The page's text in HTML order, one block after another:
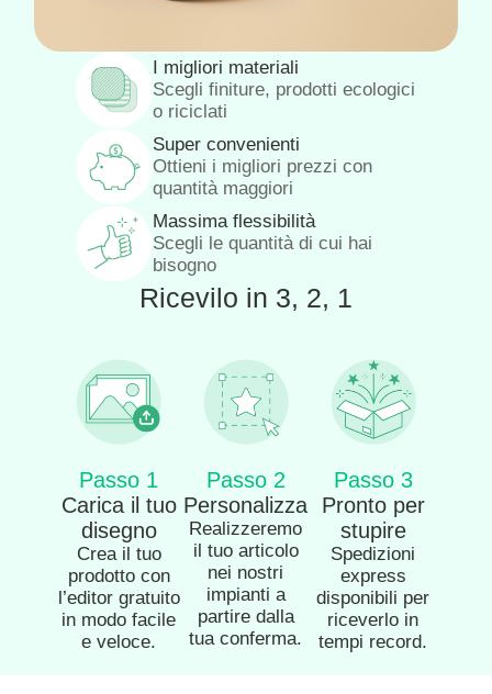
I migliori materiali
Scegli finiture, prodotti ecologici
o riciclati
Super convenienti
Ottieni i migliori prezzi con
quantità maggiori
Massima flessibilità
Scegli le quantità di cui hai
bisogno
Ricevilo in 3, 2, 1
Passo 1
Carica il tuo
disegno
Crea il tuo
prodotto con
l’editor gratuito
in modo facile
e veloce.
Passo 2
Personalizza
Realizzeremo
il tuo articolo
nei nostri
impianti a
partire dalla
tua conferma.
Passo 3
Pronto per
stupire
Spedizioni
express
disponibili per
riceverlo in
tempi record.